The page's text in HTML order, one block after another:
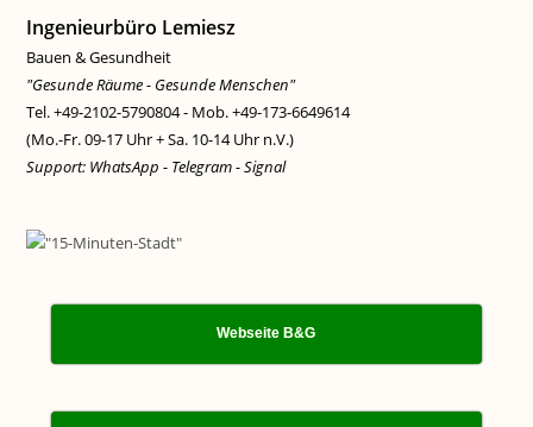
Ingenieurbüro Lemiesz
Bauen & Gesundheit
"Gesunde Räume - Gesunde Menschen"
Tel. +49-2102-5790804 - Mob. +49-173-6649614
(Mo.-Fr. 09-17 Uhr + Sa. 10-14 Uhr n.V.)
Support: WhatsApp - Telegram - Signal
Webseite B&G